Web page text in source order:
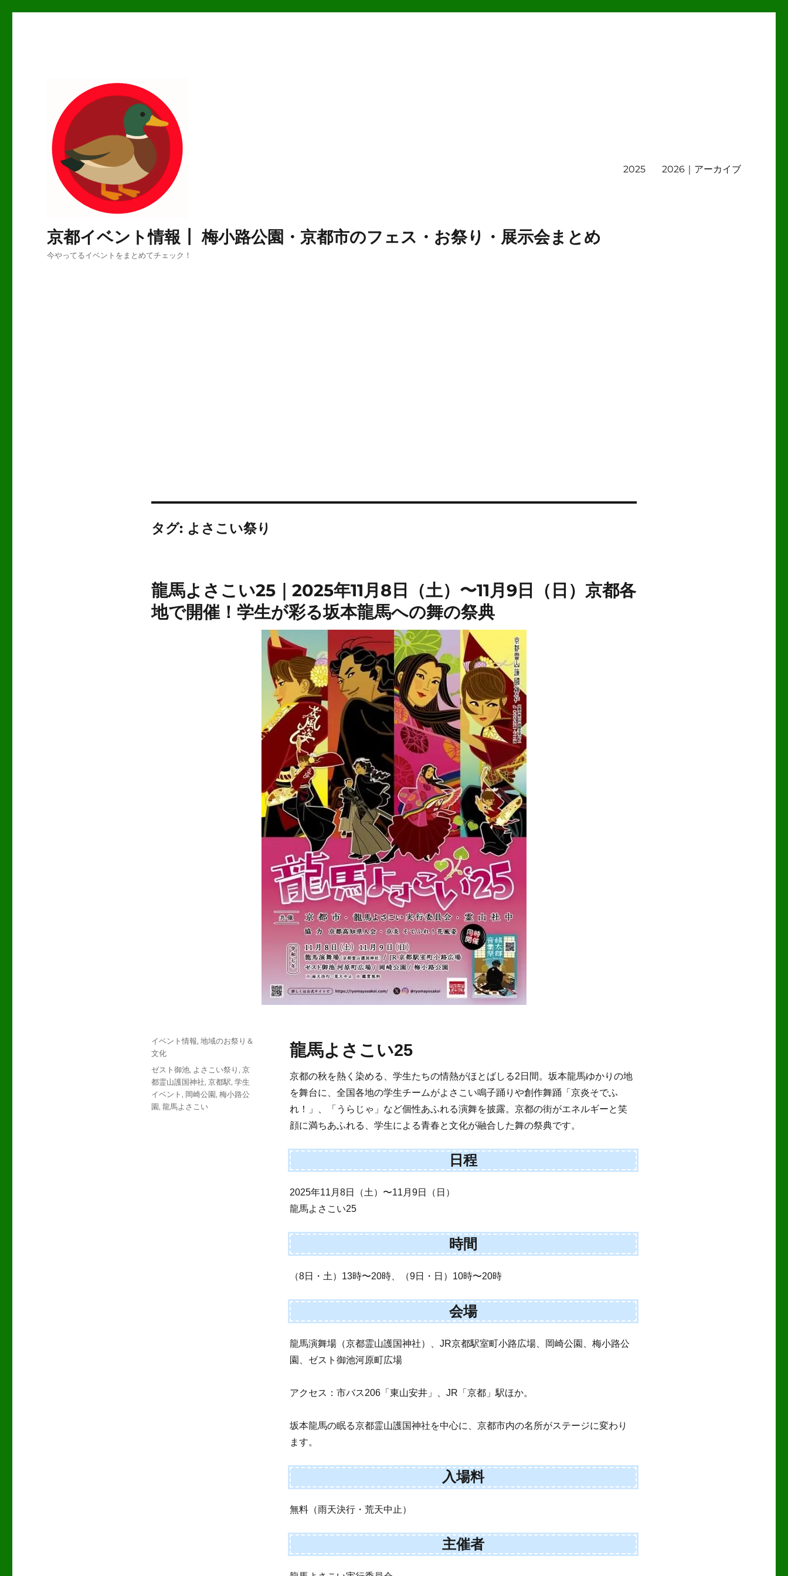
京都イベント情報┃ 梅小路公園・京都市のフェス・お祭り・展示会まとめ
今やってるイベントをまとめてチェック！
2025 2026｜アーカイブ
タグ: よさこい祭り
龍馬よさこい25｜2025年11月8日（土）〜11月9日（日）京都各
地で開催！学生が彩る坂本龍馬への舞の祭典
龍馬よさこい25
京都の秋を熱く染める、学生たちの情熱がほとばしる2日間。坂本龍馬ゆかりの地
を舞台に、全国各地の学生チームがよさこい鳴子踊りや創作舞踊「京炎そでふ
れ！」、「うらじゃ」など個性あふれる演舞を披露。京都の街がエネルギーと笑
顔に満ちあふれる、学生による青春と文化が融合した舞の祭典です。
日程
2025年11月8日（土）〜11月9日（日）
龍馬よさこい25
時間
（8日・土）13時〜20時、（9日・日）10時〜20時
会場
龍馬演舞場（京都霊山護国神社）、JR京都駅室町小路広場、岡崎公園、梅小路公
園、ゼスト御池河原町広場
アクセス：市バス206「東山安井」、JR「京都」駅ほか。
坂本龍馬の眠る京都霊山護国神社を中心に、京都市内の名所がステージに変わり
ます。
入場料
無料（雨天決行・荒天中止）
主催者
投
稿
カ
テ
ゴ
リ
ー
イベント情報, 地域のお祭り＆
文化
タ
グ
ゼスト御池, よさこい祭り , 京
都霊山護国神社, 京都駅, 学生
イベント , 岡崎公園, 梅小路公
園, 龍馬よさこい